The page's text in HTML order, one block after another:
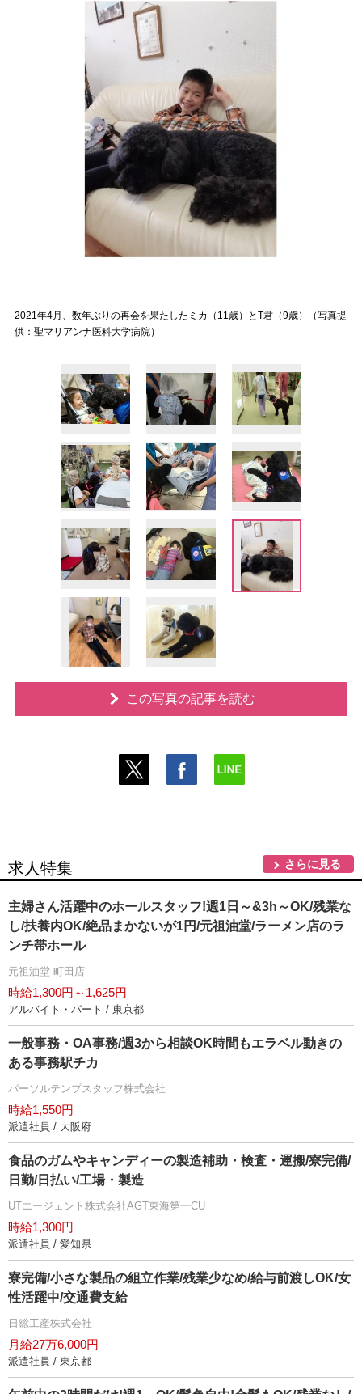
2021年4月、数年ぶりの再会を果たしたミカ（11歳）とT君（9歳）（写真提
供：聖マリアンナ医科大学病院）
この写真の記事を読む
求人特集 さらに見る
主婦さん活躍中のホールスタッフ!週1日～&3h～OK/残業な
し/扶養内OK/絶品まかないが1円/元祖油堂/ラーメン店のラ
ンチ帯ホール
元祖油堂 町田店
時給1,300円～1,625円
アルバイト・パート / 東京都
一般事務・OA事務/週3から相談OK時間もエラベル動きの
ある事務駅チカ
パーソルテンプスタッフ株式会社
時給1,550円
派遣社員 / 大阪府
食品のガムやキャンディーの製造補助・検査・運搬/寮完備/
日勤/日払い/工場・製造
UTエージェント株式会社AGT東海第一CU
時給1,300円
派遣社員 / 愛知県
寮完備/小さな製品の組立作業/残業少なめ/給与前渡しOK/女
性活躍中/交通費支給
日総工産株式会社
月給27万6,000円
派遣社員 / 東京都